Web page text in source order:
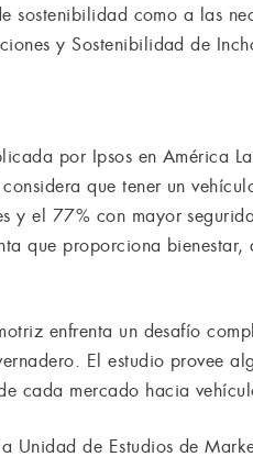
sostenibilidad como a las
y Sostenibilidad de
por Ipsos en América
considera que tener un
y el 77% con mayor
que proporciona
enfrenta un desafío
El estudio provee
cada mercado hacia
Unidad de Estudios de